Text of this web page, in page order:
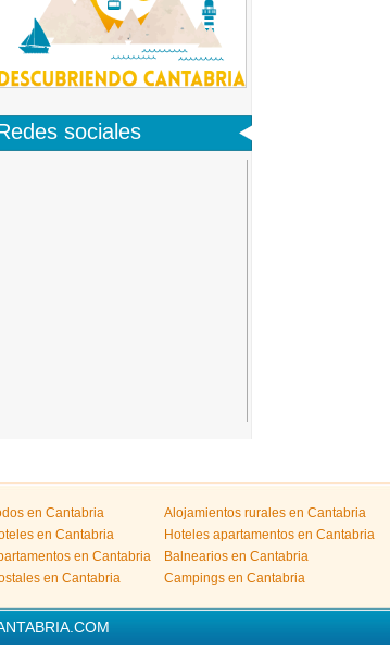
sociales
en Cantabria
en Cantabria
en Cantabria
en Cantabria
Alojamientos rurales en Cantabria
Hoteles apartamentos en Cantabria
Balnearios en Cantabria
Campings en Cantabria